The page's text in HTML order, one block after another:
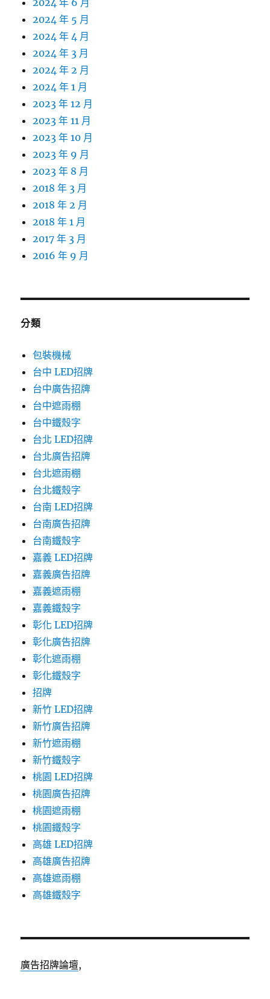
2024 年 6 月
2024 年 5 月
2024 年 4 月
2024 年 3 月
2024 年 2 月
2024 年 1 月
2023 年 12 月
2023 年 11 月
2023 年 10 月
2023 年 9 月
2023 年 8 月
2018 年 3 月
2018 年 2 月
2018 年 1 月
2017 年 3 月
2016 年 9 月
分類
包裝機械
台中 LED招牌
台中廣告招牌
台中遮雨棚
台中鐵殼字
台北 LED招牌
台北廣告招牌
台北遮雨棚
台北鐵殼字
台南 LED招牌
台南廣告招牌
台南鐵殼字
嘉義 LED招牌
嘉義廣告招牌
嘉義遮雨棚
嘉義鐵殼字
彰化 LED招牌
彰化廣告招牌
彰化遮雨棚
彰化鐵殼字
招牌
新竹 LED招牌
新竹廣告招牌
新竹遮雨棚
新竹鐵殼字
桃園 LED招牌
桃園廣告招牌
桃園遮雨棚
桃園鐵殼字
高雄 LED招牌
高雄廣告招牌
高雄遮雨棚
高雄鐵殼字
廣告招牌論壇,